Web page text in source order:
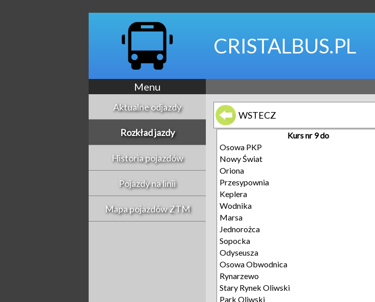
CRISTALBUS.PL
Menu
Aktualne odjazdy
Rozkład jazdy
Historia pojazdów
Pojazdy na linii
Mapa pojazdów ZTM
WSTECZ
Kurs nr 9 do
Osowa PKP
Nowy Świat
Oriona
Przesypownia
Keplera
Wodnika
Marsa
Jednorożca
Sopocka
Odyseusza
Osowa Obwodnica
Rynarzewo
Stary Rynek Oliwski
Park Oliwski